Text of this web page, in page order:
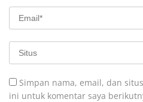
Simpan nama, email, dan
ini untuk komentar saya